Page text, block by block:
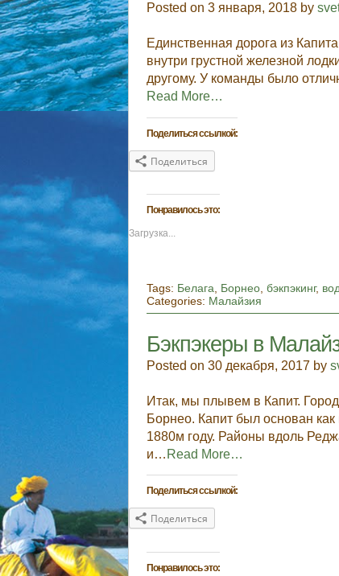
Posted on 3 января, 2018 by
Единственная дорога из
внутри грустной железной
другому. У команды было
Read More…
Поделиться ссылкой:
Поделиться
Понравилось это:
Загрузка...
Tags: Белага Борнео ,бэкпэкинг,
Categories: Малайзия
Бэкпэкеры в
Posted on 30 декабря, 2017 by
Итак, мы плывем в Капит.
Борнео. Капит был основан
1880м году. Районы вдоль
и… Read More…
Поделиться ссылкой:
Поделиться
Понравилось это: